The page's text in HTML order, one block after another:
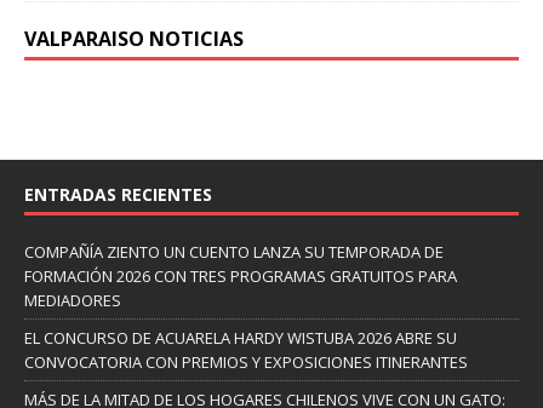
VALPARAISO NOTICIAS
ENTRADAS RECIENTES
COMPAÑÍA ZIENTO UN CUENTO LANZA SU TEMPORADA DE
FORMACIÓN 2026 CON TRES PROGRAMAS GRATUITOS PARA
MEDIADORES
EL CONCURSO DE ACUARELA HARDY WISTUBA 2026 ABRE SU
CONVOCATORIA CON PREMIOS Y EXPOSICIONES ITINERANTES
MÁS DE LA MITAD DE LOS HOGARES CHILENOS VIVE CON UN GATO: